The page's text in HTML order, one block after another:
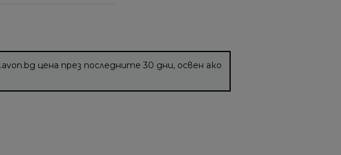
цена през последните 30 дни, освен ако